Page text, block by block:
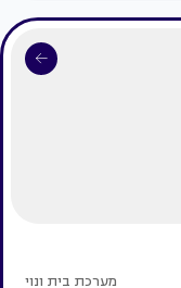
מערכת בית ונוי